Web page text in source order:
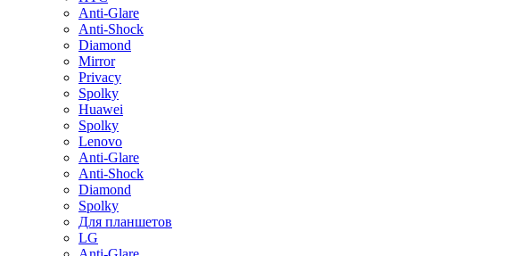
Anti-Glare
Anti-Shock
Diamond
Mirror
Privacy
Spolky
Huawei
Spolky
Lenovo
Anti-Glare
Anti-Shock
Diamond
Spolky
Для планшетов
LG